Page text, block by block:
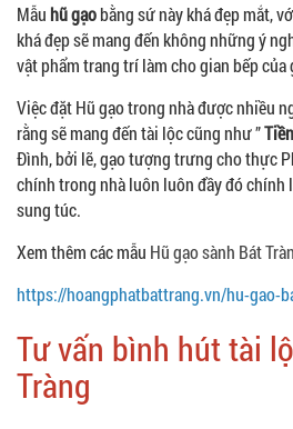
Mẫu hũ gạobằng sứ này khá đẹp mắt,
khá đẹp sẽ mang đến không những ý
vật phẩm trang trí làm cho gian bếp
Việc đặt Hũ gạo trong nhà được nhiều
rằng sẽ mang đến tài lộc cũng như ”
Đình, bởi lẽ, gạo tượng trưng cho thực
chính trong nhà luôn luôn đầy đó chính
sung túc.
Xem thêm các mẫu Hũ gạo sành Bát
https://hoangphatbattrang.vn/hu-gao-
Tư vấn bình hút tài
Tràng